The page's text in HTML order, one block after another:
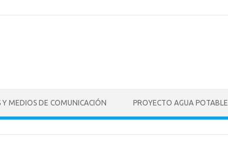
Y MEDIOS DE COMUNICACIÓN PROYECTO AGUA POTABLE